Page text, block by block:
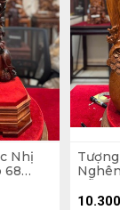
Nhị
68
Gỗ
Ngang